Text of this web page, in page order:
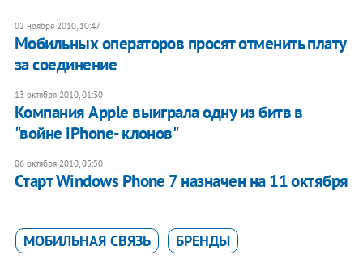
02 ноября 2010, 10:47
Мобильных операторов просят отменить плату
за соединение
13 октября 2010, 01:30
Компания Apple выиграла одну из битв в
"войне iPhone- клонов"
06 октября 2010, 05:50
Старт Windows Phone 7 назначен на 11 октября
МОБИЛЬНАЯ СВЯЗЬ БРЕНДЫ